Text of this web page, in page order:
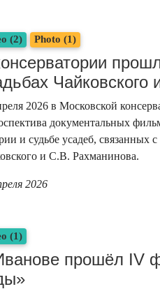
(2) Photo (1)
Чайковского
2026 в Московской
документальных
и судьбе усадеб,
и С.В. Рахманинова.
2026
(1)
прошёл IV